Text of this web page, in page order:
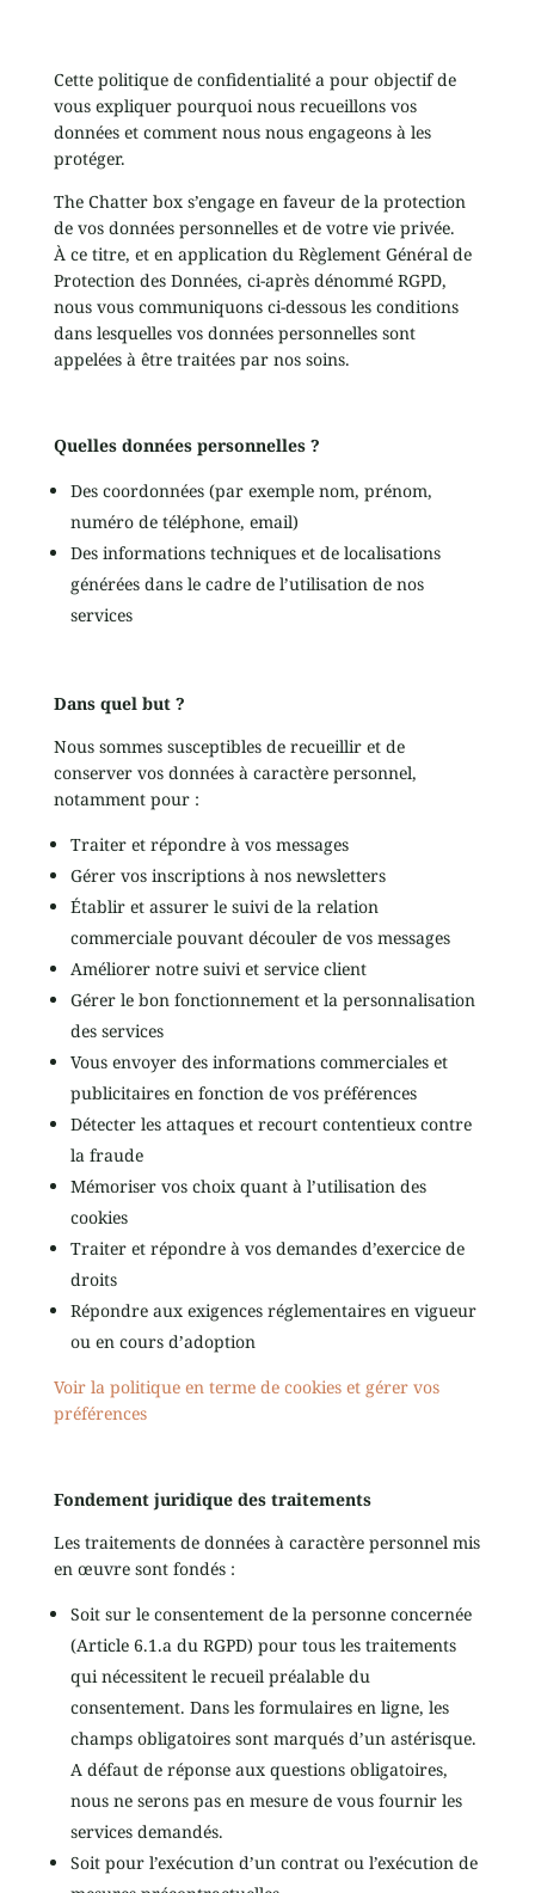
Cette politique de confidentialité a pour objectif de
vous expliquer pourquoi nous recueillons vos
données et comment nous nous engageons à les
protéger.
The Chatter box s’engage en faveur de la protection
de vos données personnelles et de votre vie privée.
À ce titre, et en application du Règlement Général de
Protection des Données, ci-après dénommé RGPD,
nous vous communiquons ci-dessous les conditions
dans lesquelles vos données personnelles sont
appelées à être traitées par nos soins.
Quelles données personnelles ?
Des coordonnées (par exemple nom, prénom,
numéro de téléphone, email)
Des informations techniques et de localisations
générées dans le cadre de l’utilisation de nos
services
Dans quel but ?
Nous sommes susceptibles de recueillir et de
conserver vos données à caractère personnel,
notamment pour :
Traiter et répondre à vos messages
Gérer vos inscriptions à nos newsletters
Établir et assurer le suivi de la relation
commerciale pouvant découler de vos messages
Améliorer notre suivi et service client
Gérer le bon fonctionnement et la personnalisation
des services
Vous envoyer des informations commerciales et
publicitaires en fonction de vos préférences
Détecter les attaques et recourt contentieux contre
la fraude
Mémoriser vos choix quant à l’utilisation des
cookies
Traiter et répondre à vos demandes d’exercice de
droits
Répondre aux exigences réglementaires en vigueur
ou en cours d’adoption
Voir la politique en terme de cookies et gérer vos
préférences
Fondement juridique des traitements
Les traitements de données à caractère personnel mis
en œuvre sont fondés :
Soit sur le consentement de la personne concernée
(Article 6.1.a du RGPD) pour tous les traitements
qui nécessitent le recueil préalable du
consentement. Dans les formulaires en ligne, les
champs obligatoires sont marqués d’un astérisque.
A défaut de réponse aux questions obligatoires,
nous ne serons pas en mesure de vous fournir les
services demandés.
Soit pour l’exécution d’un contrat ou l’exécution de